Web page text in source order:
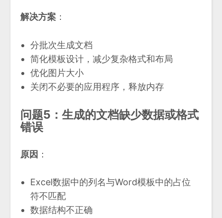
解决方案 ：
分批次生成文档
简化模板设计，减少复杂格式和布局
优化图片大小
关闭不必要的应用程序，释放内存
问题5：生成的文档缺少数据或格式
错误
原因 ：
Excel数据中的列名与Word模板中的占位
符不匹配
数据结构不正确